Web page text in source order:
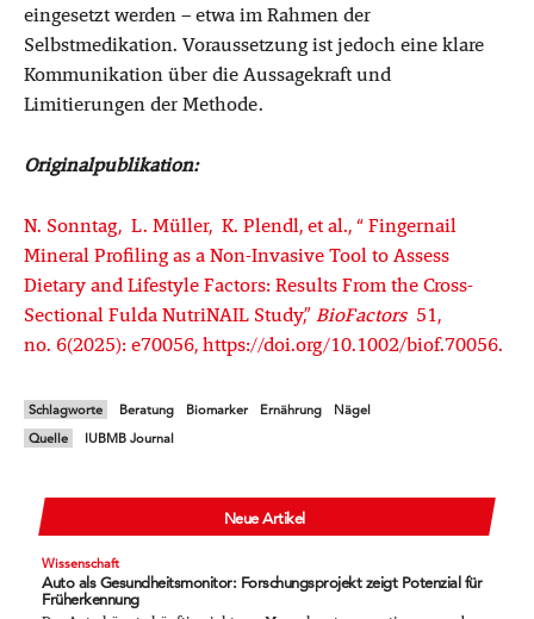
eingesetzt werden – etwa im Rahmen der
Selbstmedikation. Voraussetzung ist jedoch eine klare
Kommunikation über die Aussagekraft und
Limitierungen der Methode.
Originalpublikation:
N. Sonntag, L. Müller, K. Plendl, et al., “ Fingernail
Mineral Profiling as a Non-Invasive Tool to Assess
Dietary and Lifestyle Factors: Results From the Cross-
Sectional Fulda NutriNAIL Study,”BioFactors51,
no. 6(2025): e70056, https://doi.org/10.1002/biof.70056.
Schlagworte Beratung Biomarker Ernährung
Nägel
Quelle
IUBMB Journal
Neue Artikel
Wissenschaft
Auto als Gesundheitsmonitor: Forschungsprojekt zeigt Potenzial für
Früherkennung